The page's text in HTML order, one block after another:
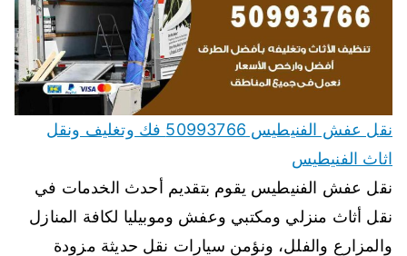
نقل عفش الفنيطيس 50993766 فك وتغليف ونقل
اثاث الفنيطيس
نقل عفش الفنيطيس يقوم بتقديم أحدث الخدمات في
نقل أثاث منزلي ومكتبي وعفش وموبيليا لكافة المنازل
والمزارع والفلل، ونؤمن سيارات نقل حديثة مزودة